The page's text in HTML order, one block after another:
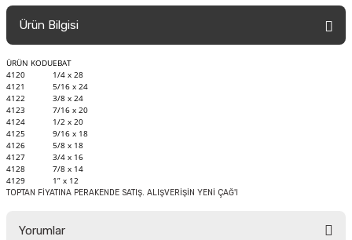
Ürün Bilgisi
ÜRÜN KODUEBAT
4120
1/4 x 28
4121
5/16 x 24
4122
3/8 x 24
4123
7/16 x 20
4124
1/2 x 20
4125
9/16 x 18
4126
5/8 x 18
4127
3/4 x 16
4128
7/8 x 14
4129
1” x 12
TOPTAN FİYATINA PERAKENDE SATIŞ. ALIŞVERİŞİN YENİ ÇAĞ'I
Yorumlar